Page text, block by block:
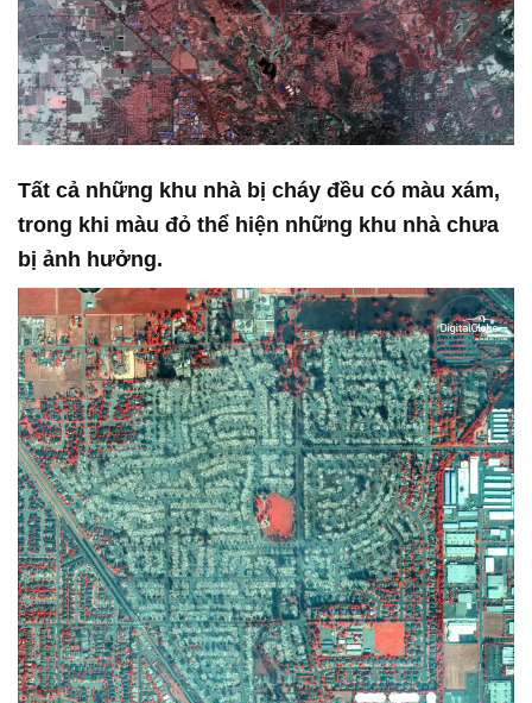
Tất cả những khu nhà bị cháy đều có màu xám,
trong khi màu đỏ thể hiện những khu nhà chưa
bị ảnh hưởng.